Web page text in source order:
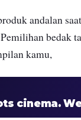
andalan
bedak
kamu,
cinema.